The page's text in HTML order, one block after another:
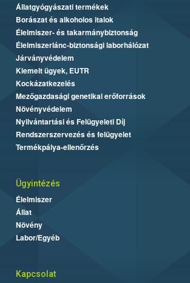
Állatgyógyászati termékek
Borászat és alkoholos italok
Élelmiszer- és takarmánybiztonság
Élelmiszerlánc-biztonsági laborhálózat
Járványvédelem
Kiemelt ügyek, EUTR
Kockázatkezelés
Mezőgazdasági genetikai erőforrások
Növényvédelem
Nyilvántartási és Felügyeleti Díj
Rendszerszervezés és felügyelet
Termékpálya-ellenőrzés
Ügyintézés
Élelmiszer
Állat
Növény
Labor/Egyéb
Kapcsolat